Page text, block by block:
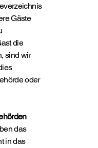
Gäste
die
sind wir
oder
das
in das